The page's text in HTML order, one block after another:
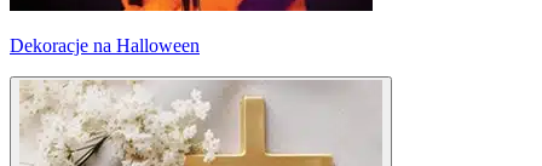
Dekoracje na Halloween